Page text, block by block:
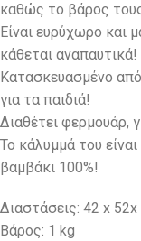
καθώς το βάρος
Eίναι ευρύχωρο και
κάθεται αναπαυτικά!
Κατασκευασμένο
για τα παιδιά!
Διαθέτει φερμουάρ,
Το κάλυμμά του
βαμβάκι 100%!
Διαστάσεις: 42 x 52x
Βάρος: 1 kg